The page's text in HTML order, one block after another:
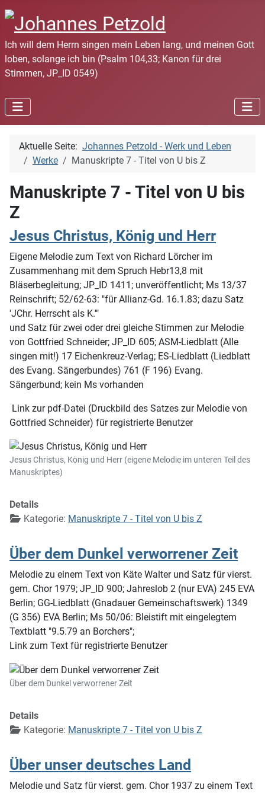
Ich will dem Herrn singen mein Leben lang, und meinen Gott
loben, solange ich bin (Psalm 104,33; Kanon für drei
Stimmen, JP_ID 0549)
Aktuelle Seite: Johannes Petzold - Werk und Leben
Werke
Manuskripte 7 - Titel von U bis Z
Manuskripte 7 - Titel von U bis
Z
Jesus Christus, König und Herr
Eigene Melodie zum Text von Richard Lörcher im
Zusammenhang mit dem Spruch Hebr13,8 mit
Bläserbegleitung; JP_ID 1411; unveröffentlicht; Ms 13/37
Reinschrift; 52/62-63: "für Allianz-Gd. 16.1.83; dazu Satz
'JChr. Herrscht als K.'"
und Satz für zwei oder drei gleiche Stimmen zur Melodie
von Gottfried Schneider; JP_ID 605; ASM-Liedblatt (Alle
singen mit!) 17 Eichenkreuz-Verlag; ES-Liedblatt (Liedblatt
des Evang. Sängerbundes) 761 (F 196) Evang.
Sängerbund; kein Ms vorhanden
Link zur pdf-Datei (Druckbild des Satzes zur Melodie von
Gottfried Schneider) für registrierte Benutzer
Jesus Christus, König und Herr (eigene Melodie im unteren Teil des
Manuskriptes)
Details
Kategorie: Manuskripte 7 - Titel von U bis Z
Über dem Dunkel verworrener Zeit
Melodie zu einem Text von Käte Walter und Satz für vierst.
gem. Chor 1979; JP_ID 900; Jahreslob 2 (nur EVA) 245 EVA
Berlin; GG-Liedblatt (Gnadauer Gemeinschaftswerk) 1349
(G 356) EVA Berlin; Ms 50/06: Bleistift mit eingelegtem
Textblatt "9.5.79 an Borchers";
Link zum Text für registrierte Benutzer
Über dem Dunkel verworrener Zeit
Details
Kategorie: Manuskripte 7 - Titel von U bis Z
Über unser deutsches Land
Melodie und Satz für vierst. gem. Chor 1937 zu einem Text